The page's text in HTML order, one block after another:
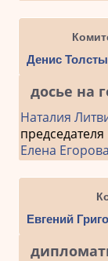
Денис
досье на
Наталия
председателя
Елена Егорова
Евгений